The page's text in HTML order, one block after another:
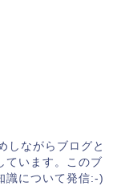
しながらブログと
ています。このブ
識について発信:-)